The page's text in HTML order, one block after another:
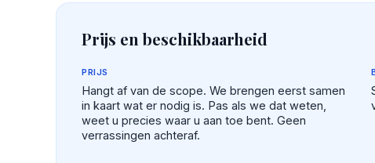
Prijs en beschikbaarheid
PRIJS
Hangt af van de scope. We brengen eerst samen
in kaart wat er nodig is. Pas als we dat weten,
weet u precies waar u aan toe bent. Geen
verrassingen achteraf.